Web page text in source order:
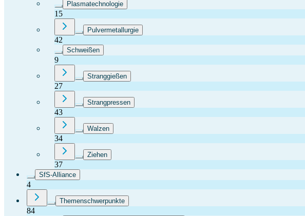
Plasmatechnologie
15
Pulvermetallurgie
42
Schweißen
9
Stranggießen
27
Strangpressen
43
Walzen
34
Ziehen
37
SfS-Alliance
4
Themenschwerpunkte
84